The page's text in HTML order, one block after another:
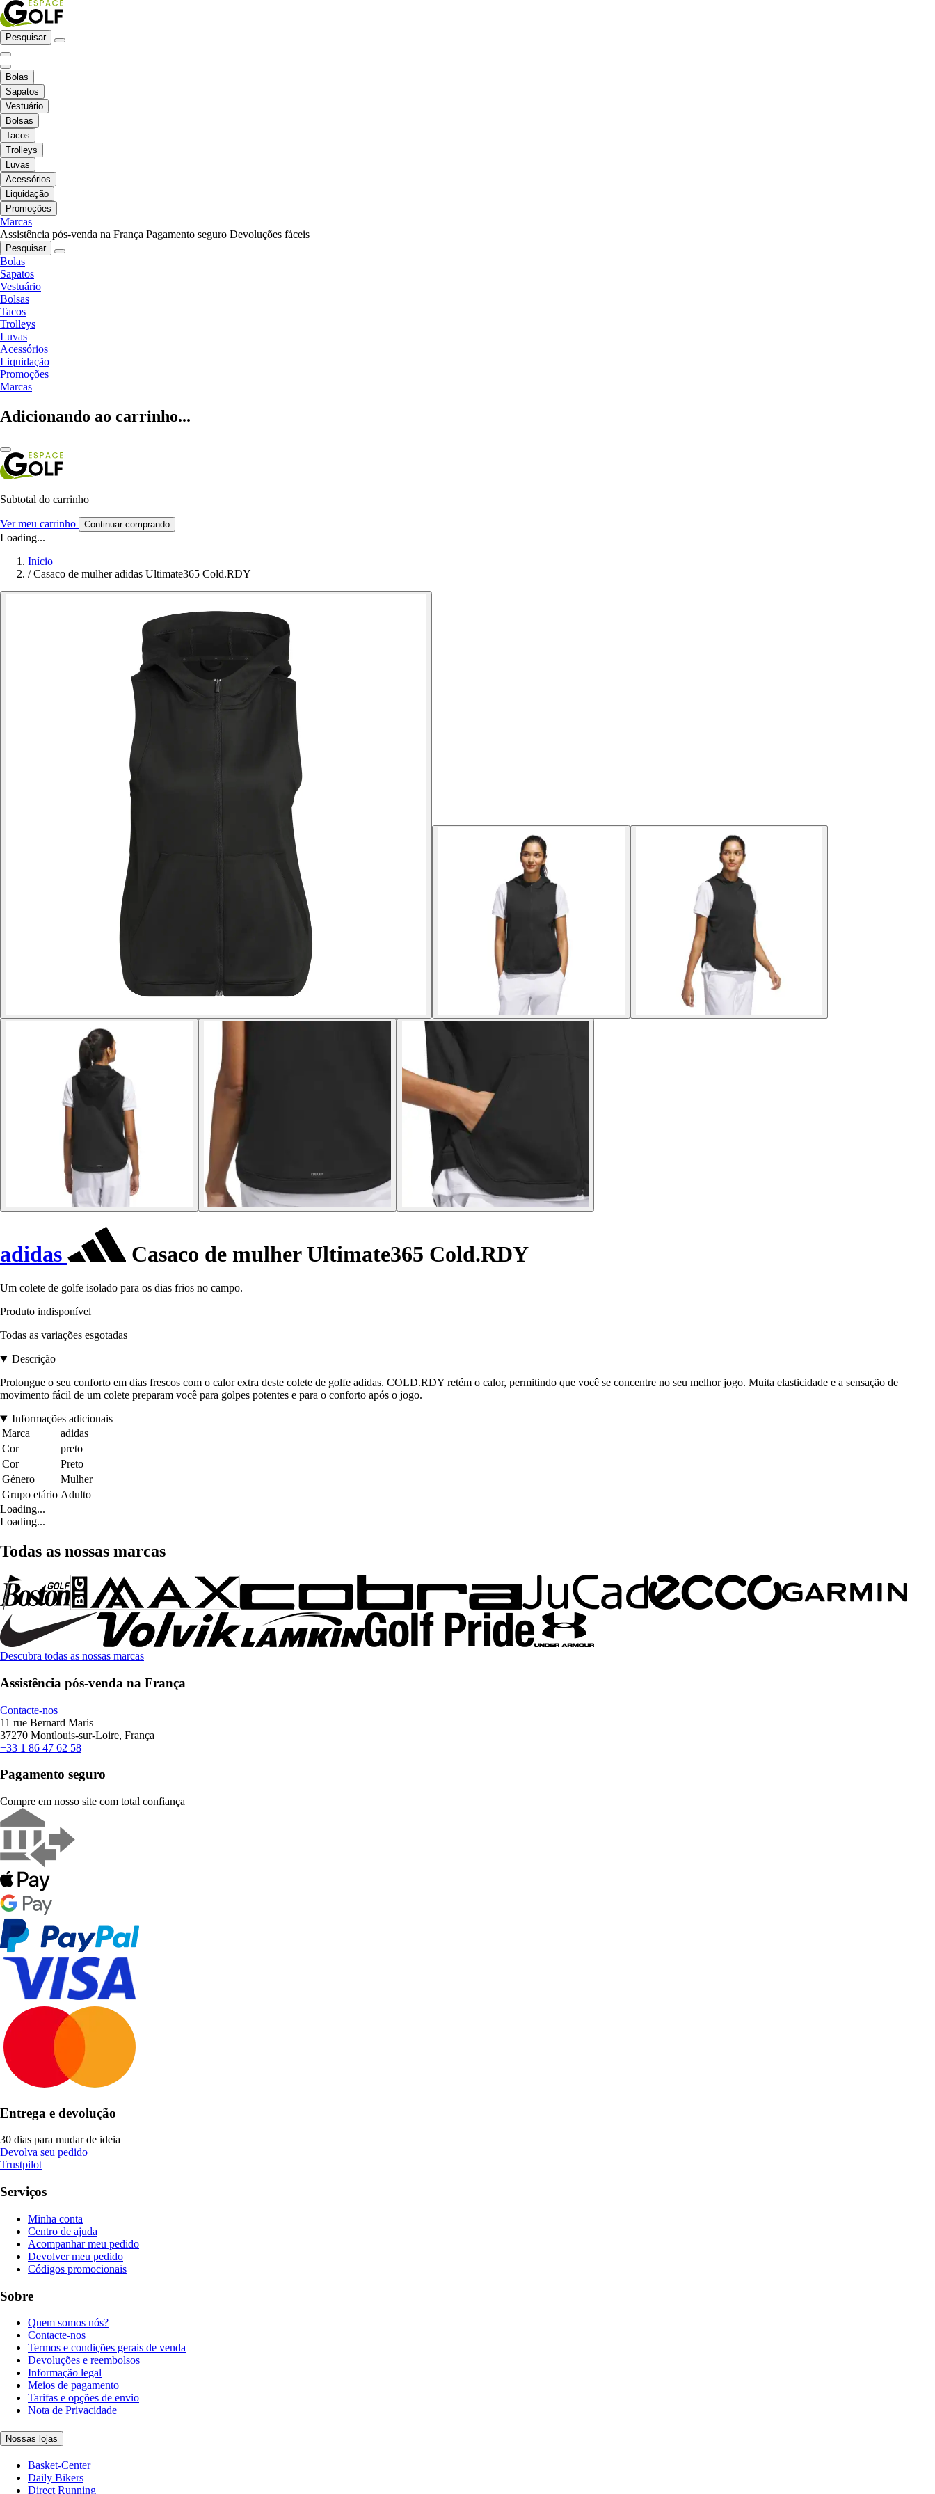
Pesquisar
Bolas
Sapatos
Vestuário
Bolsas
Tacos
Trolleys
Luvas
Acessórios
Liquidação
Promoções
Marcas
Assistência pós-venda na França Pagamento seguro Devoluções fáceis
Pesquisar
Bolas
Sapatos
Vestuário
Bolsas
Tacos
Trolleys
Luvas
Acessórios
Liquidação
Promoções
Marcas
Adicionando ao carrinho...
Subtotal do carrinho
Ver meu carrinho Continuar comprando
Loading...
Início
/ Casaco de mulher adidas Ultimate365 Cold.RDY
adidas Casaco de mulher Ultimate365 Cold.RDY
Um colete de golfe isolado para os dias frios no campo.
Produto indisponível
Todas as variações esgotadas
Descrição
Prolongue o seu conforto em dias frescos com o calor extra deste colete de golfe adidas. COLD.RDY retém o calor, permitindo que você se concentre no seu melhor jogo. Muita elasticidade e a sensação de
movimento fácil de um colete preparam você para golpes potentes e para o conforto após o jogo.
Informações adicionais
Marca
adidas
Cor
preto
Cor
Preto
Género
Mulher
Grupo etário Adulto
Loading...
Loading...
Todas as nossas marcas
Descubra todas as nossas marcas
Assistência pós-venda na França
Contacte-nos
11 rue Bernard Maris
37270 Montlouis-sur-Loire, França
+33 1 86 47 62 58
Pagamento seguro
Compre em nosso site com total confiança
Entrega e devolução
30 dias para mudar de ideia
Devolva seu pedido
Trustpilot
Serviços
Minha conta
Centro de ajuda
Acompanhar meu pedido
Devolver meu pedido
Códigos promocionais
Sobre
Quem somos nós?
Contacte-nos
Termos e condições gerais de venda
Devoluções e reembolsos
Informação legal
Meios de pagamento
Tarifas e opções de envio
Nota de Privacidade
Nossas lojas
Basket-Center
Daily Bikers
Direct Running